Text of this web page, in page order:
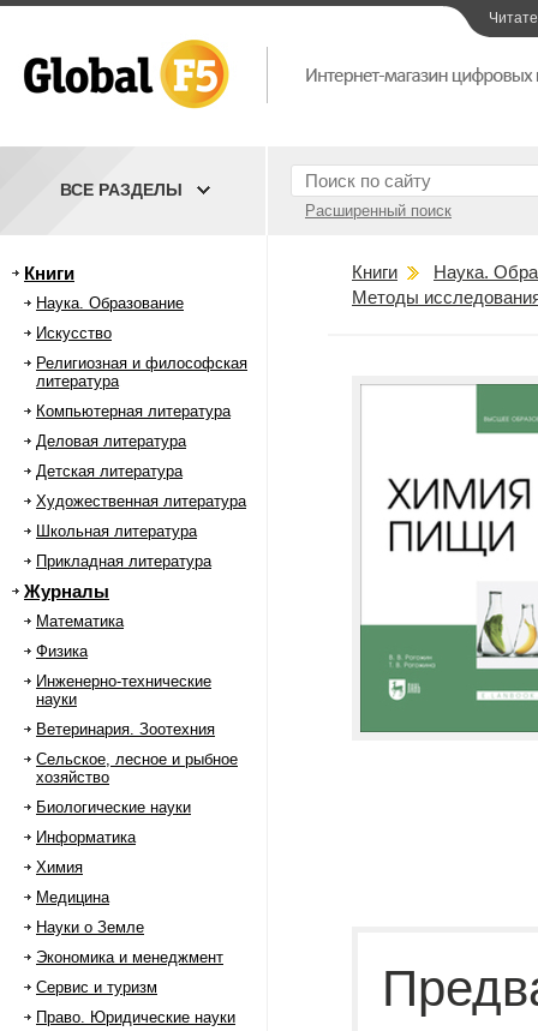
Расширенный поиск
ВСЕ РАЗДЕЛЫ
Книги
Наука. Образование
Искусство
Религиозная и философская
литература
Компьютерная литература
Деловая литература
Детская литература
Художественная литература
Школьная литература
Прикладная литература
Журналы
Математика
Физика
Инженерно-технические
науки
Ветеринария. Зоотехния
Сельское, лесное и рыбное
хозяйство
Биологические науки
Информатика
Химия
Медицина
Науки о Земле
Экономика и менеджмент
Сервис и туризм
Право. Юридические науки
Книги
Наука.
Методы